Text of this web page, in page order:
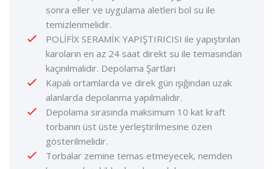
sonra eller ve uygulama aletleri bol su ile
temizlenmelidir.
POLİFİX SERAMİK YAPIŞTIRICISI ile yapıştırılan
karoların en az 24 saat direkt su ile temasından
kaçınılmalıdır. Depolama Şartları
Kapalı ortamlarda ve direk gün ışığından uzak
alanlarda depolanma yapılmalıdır.
Depolama sırasında maksimum 10 kat kraft
torbanın üst üste yerleştirilmesine özen
gösterilmelidir.
Torbalar zemine temas etmeyecek, nemden